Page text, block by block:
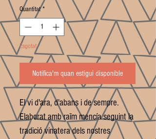
Quantitat *
Esgotat
Notifica'm quan estigui disponible
El vi d'ara, d'abans i de sempre.
Elaborat amb raïm mencía seguint la
tradició vinatera dels nostres